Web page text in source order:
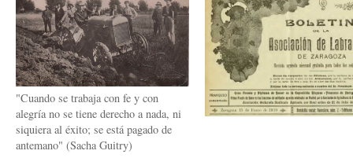
"Cuando se trabaja con fe y con
alegría no se tiene derecho a nada, ni
siquiera al éxito; se está pagado de
antemano" (Sacha Guitry)